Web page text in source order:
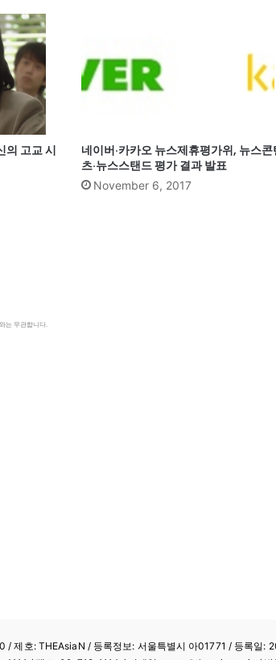
의 고교 시
네이버·카카오 뉴스제휴평가위, 뉴스콘
츠·뉴스스탠드 평가 결과 발표
November 6, 2017
는 무관합니다.
/ 제호: THEAsiaN / 등록정보: 서울특별시 아01771 / 등록일: